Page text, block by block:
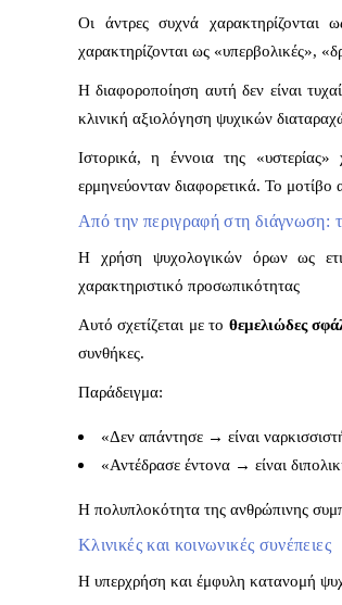
Οι άντρες συχνά χαρακτηρίζονται
χαρακτηρίζονται ως «υπερβολικές»,
Η διαφοροποίηση αυτή δεν είναι
κλινική αξιολόγηση ψυχικών
Ιστορικά, η έννοια της «υστερίας»
ερμηνεύονταν διαφορετικά. Το μοτίβο
Από την περιγραφή στη διάγνωση:
Η χρήση ψυχολογικών όρων ως
χαρακτηριστικό προσωπικότητας
Αυτό σχετίζεται με το θεμελιώδες
συνθήκες.
Παράδειγμα:
«Δεν απάντησε → είναι
«Αντέδρασε έντονα → είναι
Η πολυπλοκότητα της ανθρώπινης
Κλινικές και κοινωνικές συνέπειες
Η υπερχρήση και έμφυλη κατανομή